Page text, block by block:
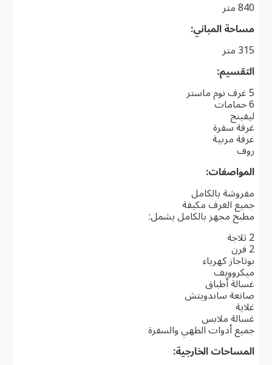
840 متر
مساحة المباني:
315 متر
التقسيم:
5 غرف نوم ماستر
6 حمامات
ليفينج
غرفة سفرة
غرفة مربية
روف
المواصفات:
مفروشة بالكامل
جميع الغرف مكيفة
مطبخ مجهز بالكامل يشمل:
2 ثلاجة
2 فرن
بوتاجاز كهرباء
ميكروويف
غسالة أطباق
صانعة ساندويتش
غلاية
غسالة ملابس
جميع أدوات الطهي والسفرة
المساحات الخارجية: